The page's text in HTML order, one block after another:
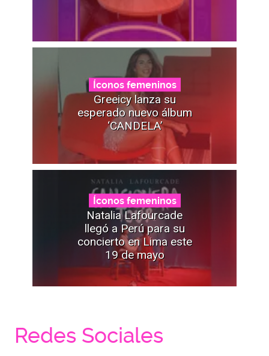
Íconos femeninos
Greeicy lanza su
esperado nuevo álbum
‘CANDELA’
Íconos femeninos
Natalia Lafourcade
llegó a Perú para su
concierto en Lima este
19 de mayo
Redes Sociales